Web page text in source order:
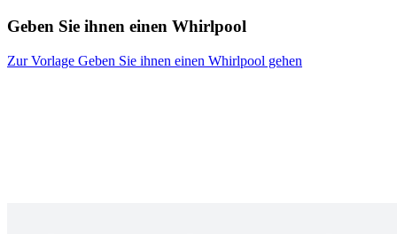
Geben Sie ihnen einen Whirlpool
Zur Vorlage Geben Sie ihnen einen Whirlpool gehen